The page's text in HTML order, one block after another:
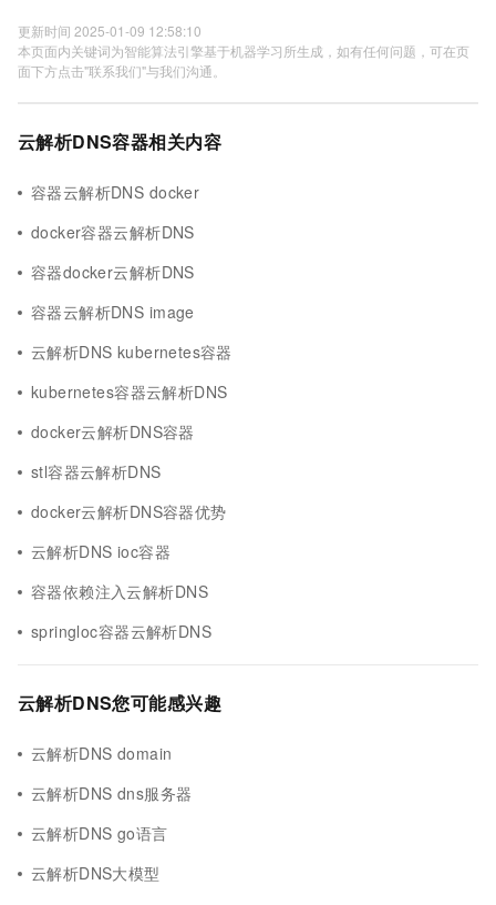
更新时间 2025-01-09 12:58:10
本页面内关键词为智能算法引擎基于机器学习所生成，如有任何问题，可在页
面下方点击"联系我们"与我们沟通。
云解析DNS容器相关内容
容器云解析DNS docker
docker容器云解析DNS
容器docker云解析DNS
容器云解析DNS image
云解析DNS kubernetes容器
kubernetes容器云解析DNS
docker云解析DNS容器
stl容器云解析DNS
docker云解析DNS容器优势
云解析DNS ioc容器
容器依赖注入云解析DNS
springloc容器云解析DNS
云解析DNS您可能感兴趣
云解析DNS domain
云解析DNS dns服务器
云解析DNS go语言
云解析DNS大模型